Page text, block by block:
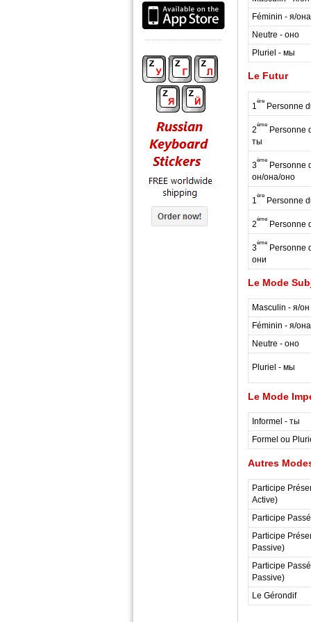
Féminin - я/она
Neutre - оно
Pluriel - мы
Le Futur
1
ère
Personne
2
ème
Personne
ты
3
ème
Personne
он/она/оно
1
ère
Personne
2
ème
Personne
3
ème
Personne
они
Le Mode
Masculin - я/он
Féminin - я/она
Neutre - оно
Pluriel - мы
Le Mode
Informel - ты
Formel ou
Autres
Participe
Active)
Participe
Participe
Passive)
Participe
Passive)
Le Gérondif